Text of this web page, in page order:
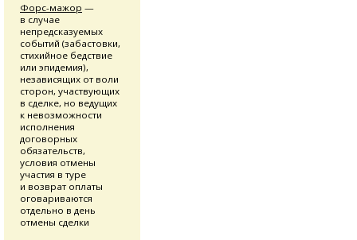
Форс-мажор —
в случае
непредсказуемых
событий (забастовки,
стихийное бедствие
или эпидемия),
независящих от воли
сторон, участвующих
в сделке, но ведущих
к невозможности
исполнения
договорных
обязательств,
условия отмены
участия в туре
и возврат оплаты
оговариваются
отдельно в день
отмены сделки